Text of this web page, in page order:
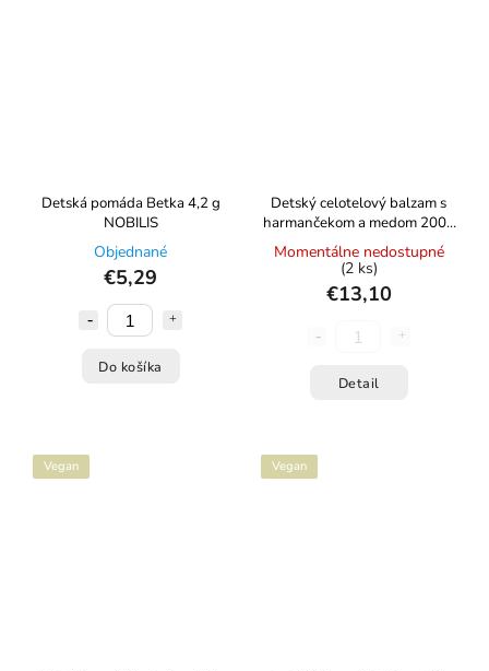
Detská pomáda Betka 4,2 g
NOBILIS
Objednané
€5,29
Do košíka
Detský celotelový balzam s
harmančekom a medom 200g
PLEVA
Momentálne nedostupné
(2 ks)
€13,10
Detail
Vegan Vegan